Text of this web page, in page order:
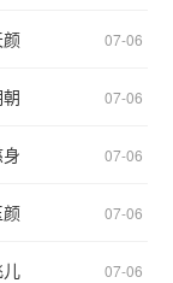
07-06
07-06
07-06
07-06
07-06